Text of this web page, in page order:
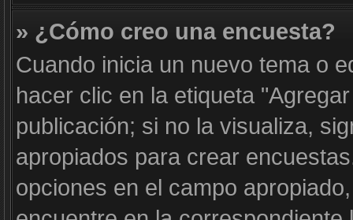
» ¿Cómo creo una encuesta?
Cuando inicia un nuevo tema o
hacer clic en la etiqueta
publicación; si no la visualiza,
apropiados para crear
opciones en el campo